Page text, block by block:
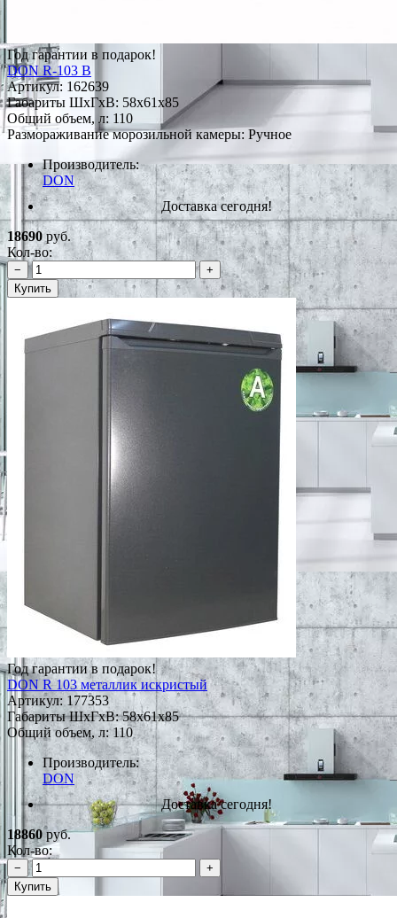
Год гарантии в подарок!
DON R-103 B
Артикул: 162639
Габариты ШxГxВ: 58x61x85
Общий объем, л: 110
Размораживание морозильной камеры: Ручное
Производитель:
DON
Доставка сегодня!
18690 руб.
Кол-во:
−
+
Купить
Год гарантии в подарок!
DON R 103 металлик искристый
Артикул: 177353
Габариты ШxГxВ: 58x61x85
Общий объем, л: 110
Производитель:
DON
Доставка сегодня!
18860руб.
Кол-во:
−
+
Купить